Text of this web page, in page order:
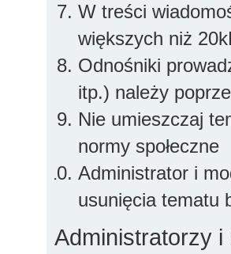
W treści
większych niż
Odnośniki
itp.) należy
Nie umieszczaj
normy społeczne
Administrator i
usunięcia tematu
Administratorzy